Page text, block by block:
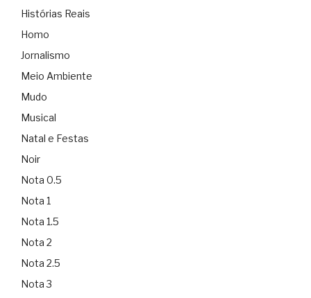
Histórias Reais
Homo
Jornalismo
Meio Ambiente
Mudo
Musical
Natal e Festas
Noir
Nota 0.5
Nota 1
Nota 1.5
Nota 2
Nota 2.5
Nota 3